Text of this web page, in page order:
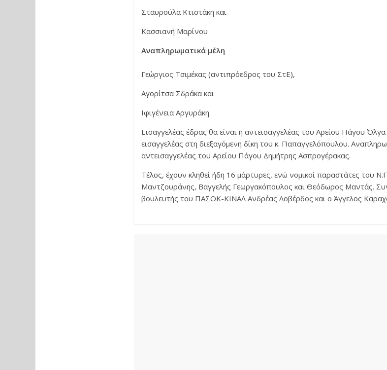
Σταυρούλα Κτιστάκη και
Κασσιανή Μαρίνου
Αναπληρωματικά μέλη
Γεώργιος Τσιμέκας (αντιπρόεδρος του ΣτΕ),
Αγορίτσα Σδράκα και
Ιφιγένεια Αργυράκη
Εισαγγελέας έδρας θα είναι η αντεισαγγελέας του Αρείου Πάγου
εισαγγελέας στη διεξαγόμενη δίκη του κ. Παπαγγελόπουλου.
αντεισαγγελέας του Αρείου Πάγου Δημήτρης Ασπρογέρακας.
Τέλος, έχουν κληθεί ήδη 16 μάρτυρες, ενώ νομικοί παραστάτες του
Μαντζουράνης, Βαγγελής Γεωργακόπουλος και Θεόδωρος Μαντάς.
βουλευτής του ΠΑΣΟΚ-ΚΙΝΑΛ Ανδρέας Λοβέρδος και ο Άγγελος